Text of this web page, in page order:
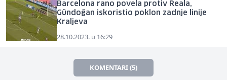
Barcelona rano povela protiv Reala,
Gündoğan iskoristio poklon zadnje linije
Kraljeva
28.10.2023. u 16:29
KOMENTARI (5)